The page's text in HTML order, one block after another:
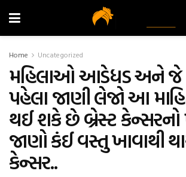
Home Uncategorized
મહિલાઓ આડેધડ અને જે
પહેલા જાણી લેજો આ
થઈ શકે છે બ્રેસ્ટ
જાણો કંઈ વસ્તુ ખાવાથી
કેન્સર..